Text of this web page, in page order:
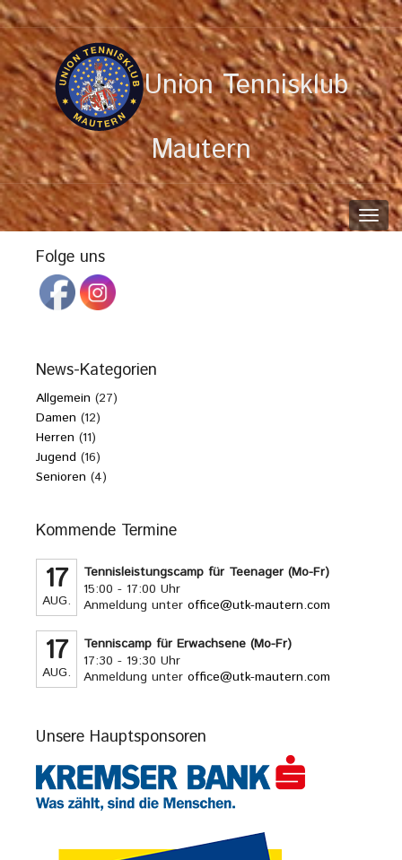
Union Tennisklub
Mautern
Folge uns
News-Kategorien
Allgemein (27)
Damen (12)
Herren (11)
Jugend (16)
Senioren (4)
Kommende Termine
17
AUG.
Tennisleistungscamp für Teenager (Mo-Fr)
15:00 - 17:00 Uhr
Anmeldung unteroffice@utk-mautern.com
17
AUG.
Tenniscamp für Erwachsene (Mo-Fr)
17:30 - 19:30 Uhr
Anmeldung unteroffice@utk-mautern.com
Unsere Hauptsponsoren